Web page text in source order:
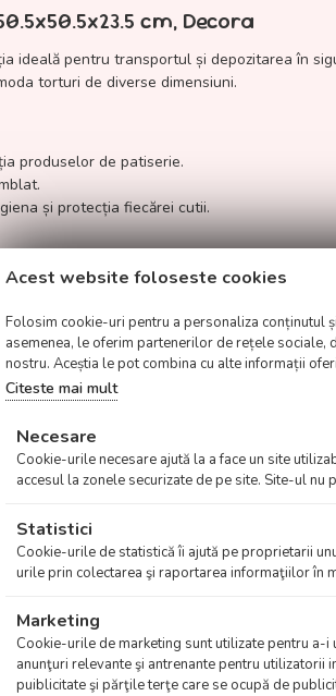
cm, Decora
ideală pentru transportul și depozitarea în
torturi de diverse dimensiuni.
produselor de patiserie.
și protecția fiecărei cutii.
bine fixat înainte de a închide cutia.
lovirea sau deteriorarea conținutului.
pentru a păstra prospețimea prăjiturilor.
pe această pagină au fost generate sau
surse oficiale sau să ne contactați pentru
Acest website foloseste cookies
Folosim cookie-uri pentru a personaliza conținutul
asemenea, le oferim partenerilor de rețele
nostru. Aceștia le pot combina cu alte informații
Citeste mai mult
Necesare
Cookie-urile necesare ajută la a face un site
accesul la zonele securizate de pe site. Site-ul
Statistici
Cookie-urile de statistică îi ajută pe proprietarii
urile prin colectarea şi raportarea informaţiilor în
Marketing
Cookie-urile de marketing sunt utilizate pentru a-
anunţuri relevante şi antrenante pentru
puiblicitate şi părţile terţe care se ocupă de